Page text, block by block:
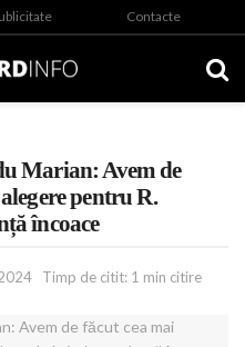
Contacte
Marian: Avem de
pentru R.
încoace
Timp de citit: 1 min citire